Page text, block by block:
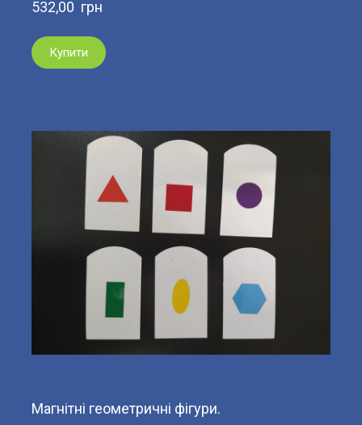
532,00  грн
Купити
Магнітні геометричні фігури.